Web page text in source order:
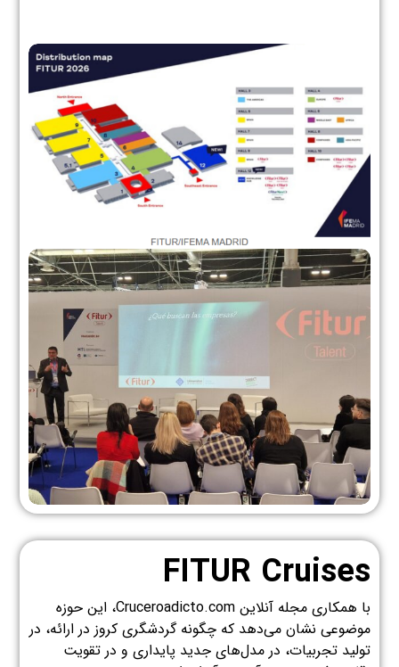
FITUR Cruises
با همکاری مجله آنلاین Cruceroadicto.com، این حوزه
موضوعی نشان می‌دهد که چگونه گردشگری کروز در ارائه، در
تولید تجربیات، در مدل‌های جدید پایداری و در تقویت